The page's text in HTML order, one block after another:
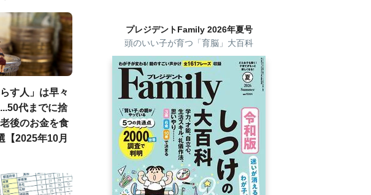
す人」は早々
代までに捨
後のお金を食
【2025年10月
プレジデントFamily 2026年夏号
頭のいい子が育つ「育脳」大百科